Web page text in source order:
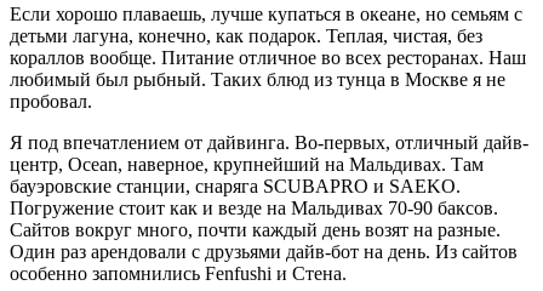
Если хорошо плаваешь, лучше купаться в океане, но семьям с
детьми лагуна, конечно, как подарок. Теплая, чистая, без
кораллов вообще. Питание отличное во всех ресторанах. Наш
любимый был рыбный. Таких блюд из тунца в Москве я не
пробовал.
Я под впечатлением от дайвинга. Во-первых, отличный дайв-
центр, Ocean, наверное, крупнейший на Мальдивах. Там
бауэровские станции, снаряга SCUBAPRO и SAEKO.
Погружение стоит как и везде на Мальдивах 70-90 баксов.
Сайтов вокруг много, почти каждый день возят на разные.
Один раз арендовали с друзьями дайв-бот на день. Из сайтов
особенно запомнились Fenfushi и Стена.